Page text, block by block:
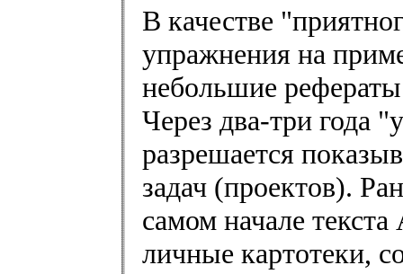
В качестве
упражнения на
небольшие
Через два-три года
разрешается
задач (проектов).
самом начале
личные картотеки,